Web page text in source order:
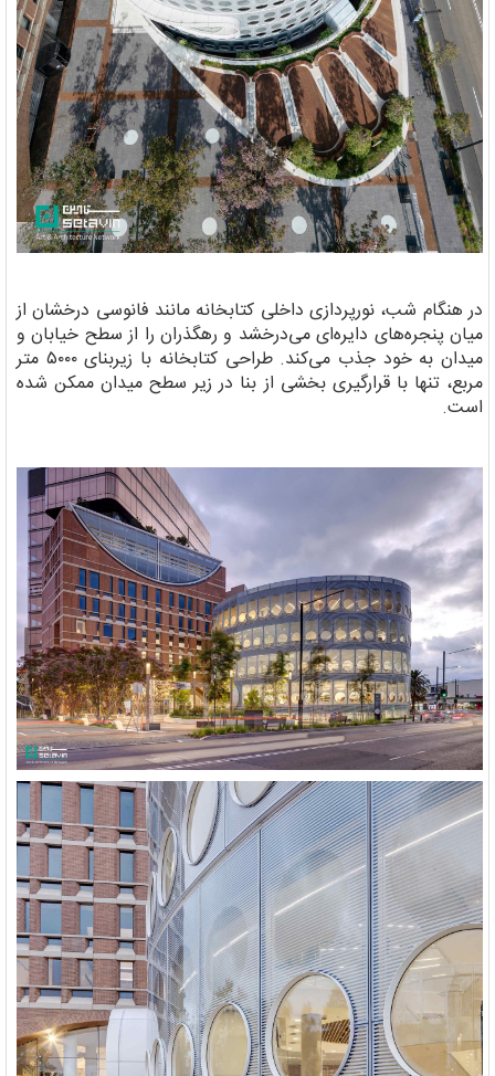
در هنگام شب، نورپردازی داخلی کتابخانه مانند فانوسی درخشان از
میان پنجره‌های دایره‌ای می‌درخشد و رهگذران را از سطح خیابان و
میدان به خود جذب می‌کند. طراحی کتابخانه با زیربنای ۵۰۰۰ متر
مربع، تنها با قرارگیری بخشی از بنا در زیر سطح میدان ممکن شده
است.